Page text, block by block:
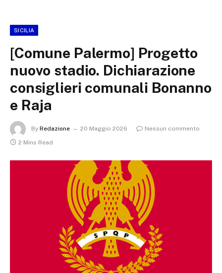
SICILIA
[Comune Palermo] Progetto
nuovo stadio. Dichiarazione
consiglieri comunali Bonanno
e Raja
By Redazione 20 Maggio 2026
Nessun commento
2 Mins Read